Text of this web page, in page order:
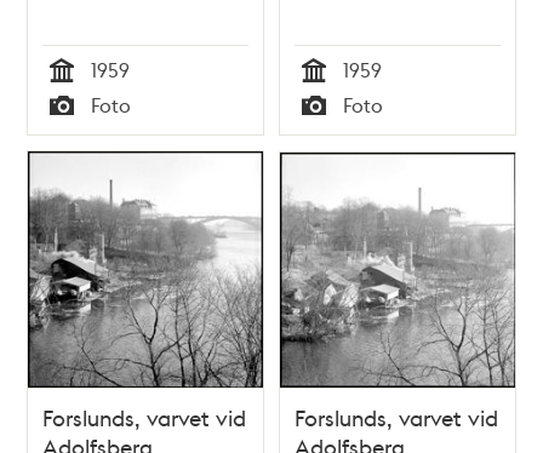
Tid
1959
Typ
Foto Tid
1959
Typ
Foto
Forslunds, varvet vid
Adolfsberg
Forslunds, varvet vid
Adolfsberg